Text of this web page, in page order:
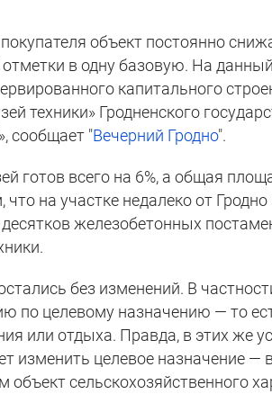
объект постоянно
в одну базовую. На
капитального
техники» Гродненского
сообщает "Вечерний Гродно".
готов всего на 6%, а общая
на участке недалеко от
железобетонных
без изменений. В
по целевому назначению — то
или отдыха. Правда, в этих же
изменить целевое назначение —
объект сельскохозяйственного